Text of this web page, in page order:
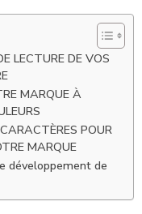
LECTURE DE VOS
MARQUE À
POUR
MARQUE
développement de